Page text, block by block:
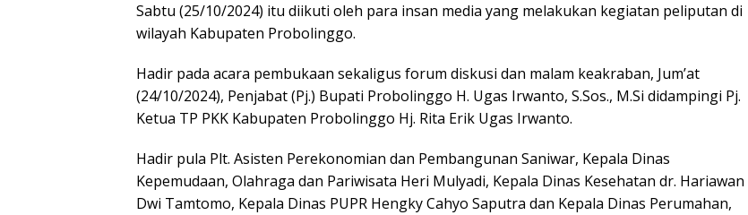
Sabtu (25/10/2024) itu diikuti oleh para insan media yang melakukan kegiatan peliputan di
wilayah Kabupaten Probolinggo.
Hadir pada acara pembukaan sekaligus forum diskusi dan malam keakraban, Jum’at
(24/10/2024), Penjabat (Pj.) Bupati Probolinggo H. Ugas Irwanto, S.Sos., M.Si didampingi Pj.
Ketua TP PKK Kabupaten Probolinggo Hj. Rita Erik Ugas Irwanto.
Hadir pula Plt. Asisten Perekonomian dan Pembangunan Saniwar, Kepala Dinas
Kepemudaan, Olahraga dan Pariwisata Heri Mulyadi, Kepala Dinas Kesehatan dr. Hariawan
Dwi Tamtomo, Kepala Dinas PUPR Hengky Cahyo Saputra dan Kepala Dinas Perumahan,